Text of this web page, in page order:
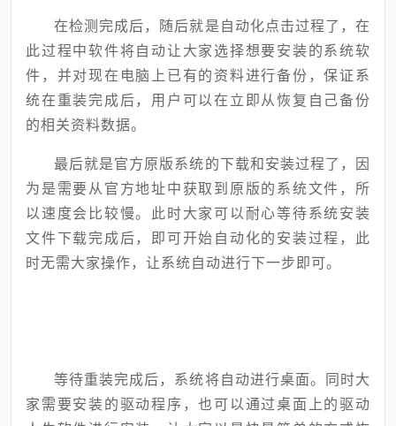
在检测完成后，随后就是自动化点击过程了，在
此过程中软件将自动让大家选择想要安装的系统软
件，并对现在电脑上已有的资料进行备份，保证系
统在重装完成后，用户可以在立即从恢复自己备份
的相关资料数据。
最后就是官方原版系统的下载和安装过程了，因
为是需要从官方地址中获取到原版的系统文件，所
以速度会比较慢。此时大家可以耐心等待系统安装
文件下载完成后，即可开始自动化的安装过程，此
时无需大家操作，让系统自动进行下一步即可。
等待重装完成后，系统将自动进行桌面。同时大
家需要安装的驱动程序，也可以通过桌面上的驱动